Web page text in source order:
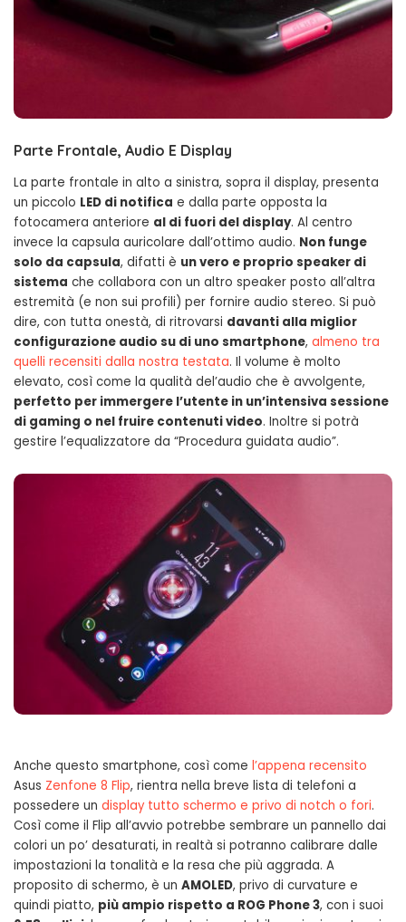
Parte Frontale, Audio E Display
La parte frontale in alto a sinistra, sopra il display, presenta
un piccolo LED di notifica e dalla parte opposta la
fotocamera anteriore al di fuori del display. Al centro
invece la capsula auricolare dall’ottimo audio. Non funge
solo da capsula, difatti è un vero e proprio speaker di
sistema che collabora con un altro speaker posto all’altra
estremità (e non sui profili) per fornire audio stereo. Si può
dire, con tutta onestà, di ritrovarsi davanti alla miglior
configurazione audio su di uno smartphone, almeno tra
quelli recensiti dalla nostra testata. Il volume è molto
elevato, così come la qualità del’audio che è avvolgente,
perfetto per immergere l’utente in un’intensiva sessione
di gaming o nel fruire contenuti video. Inoltre si potrà
gestire l’equalizzatore da “Procedura guidata audio”.
Anche questo smartphone, così come l’appena recensito
Asus Zenfone 8 Flip, rientra nella breve lista di telefoni a
possedere un display tutto schermo e privo di notch o fori.
Così come il Flip all’avvio potrebbe sembrare un pannello dai
colori un po’ desaturati, in realtà si potranno calibrare dalle
impostazioni la tonalità e la resa che più aggrada. A
proposito di schermo, è un AMOLED, privo di curvature e
quindi piatto, più ampio rispetto a ROG Phone 3, con i suoi